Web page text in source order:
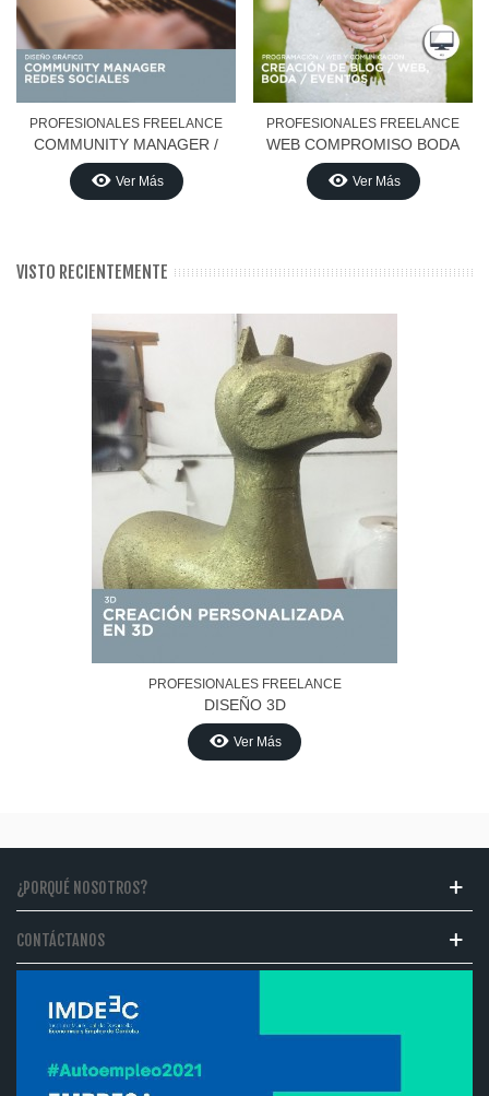
PROFESIONALES FREELANCE
COMMUNITY MANAGER /
REDES SOCIALES
Ver Más
PROFESIONALES FREELANCE
WEB COMPROMISO BODA
Ver Más
VISTO RECIENTEMENTE
PROFESIONALES FREELANCE
DISEÑO 3D
Ver Más
¿PORQUÉ NOSOTROS?
CONTÁCTANOS